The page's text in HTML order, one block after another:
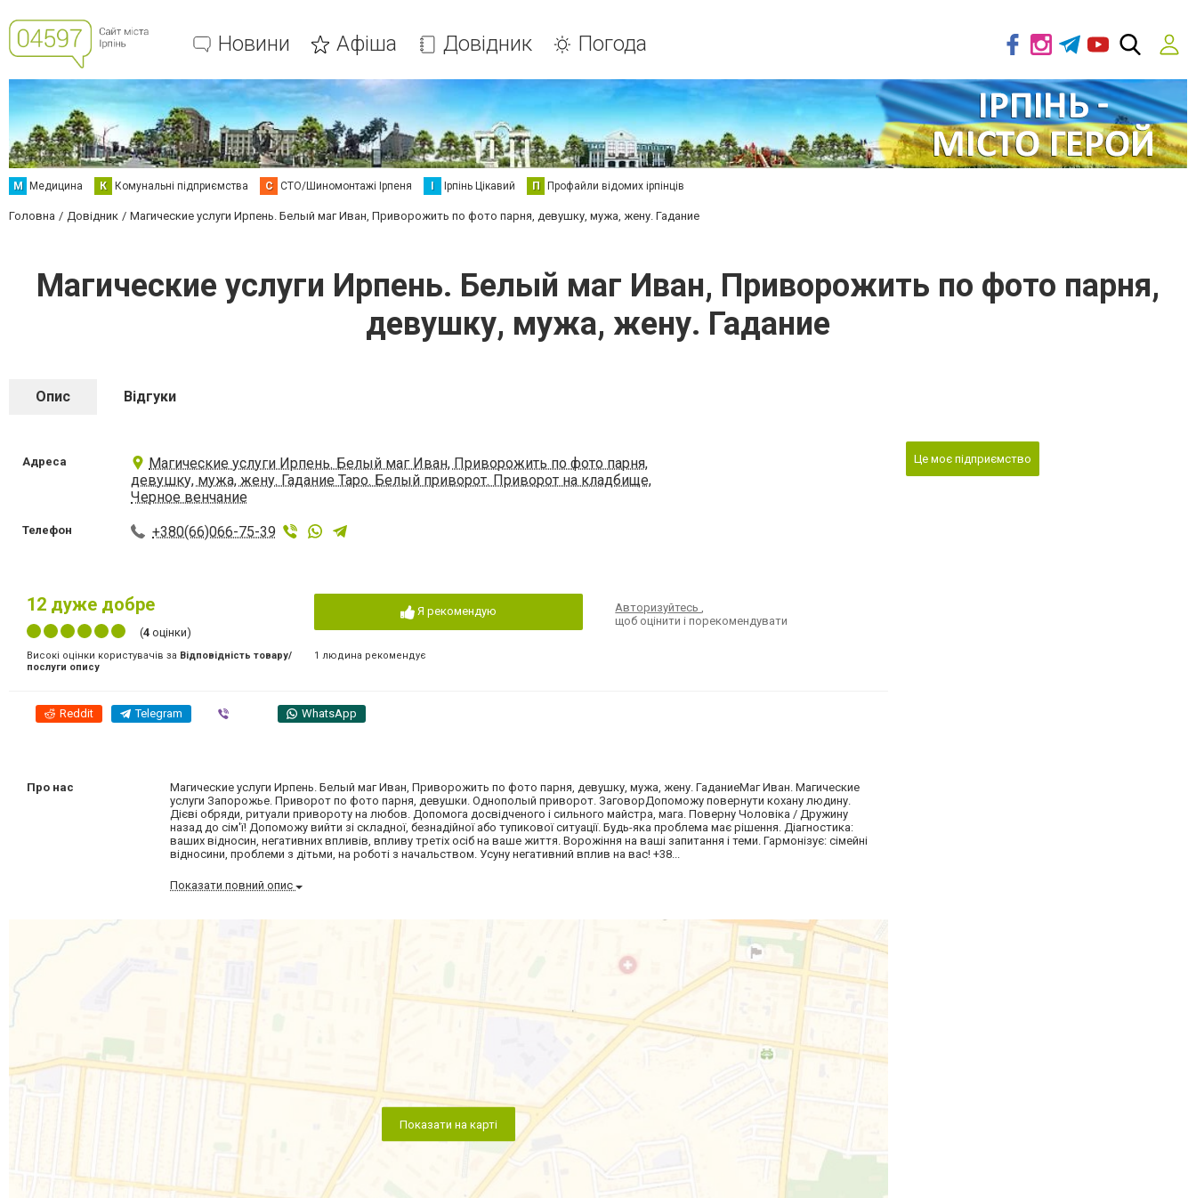
Новини Афіша Довідник Погода
М Медицина К Комунальні підприємства С СТО/Шиномонтажі Ірпеня І Ірпінь Цікавий П Профайли відомих ірпінців
Головна Довідник Магические услуги Ирпень. Белый маг Иван, Приворожить по фото парня, девушку, мужа, жену. Гадание
Магические услуги Ирпень. Белый маг Иван, Приворожить по фото парня,
девушку, мужа, жену. Гадание
Опис Відгуки
Адреса
Магические услуги Ирпень. Белый маг Иван, Приворожить по фото парня,
девушку, мужа, жену. Гадание Таро. Белый приворот. Приворот на кладбище,
Черное венчание
Телефон +380(66)066-75-39
12 дуже добре
(4 оцінки)
Високі оцінки користувачів за Відповідність товару/
послуги опису
Я рекомендую
1 людина рекомендує
Авторизуйтесь,
щоб оцінити і порекомендувати
Reddit Telegram WhatsApp
Про нас
Магические услуги Ирпень. Белый маг Иван, Приворожить по фото парня, девушку, мужа, жену. ГаданиеМаг Иван. Магические
услуги Запорожье. Приворот по фото парня, девушки. Однополый приворот. ЗаговорДопоможу повернути кохану людину.
Дієві обряди, ритуали привороту на любов. Допомога досвідченого і сильного майстра, мага. Поверну Чоловіка / Дружину
назад до сім'ї! Допоможу вийти зі складної, безнадійної або тупикової ситуації. Будь-яка проблема має рішення. Діагностика:
ваших відносин, негативних впливів, впливу третіх осіб на ваше життя. Ворожіння на ваші запитання і теми. Гармонізує: сімейні
відносини, проблеми з дітьми, на роботі з начальством. Усуну негативний вплив на вас! +38...
Показати повний опис
Показати на карті
Це моє підприємство